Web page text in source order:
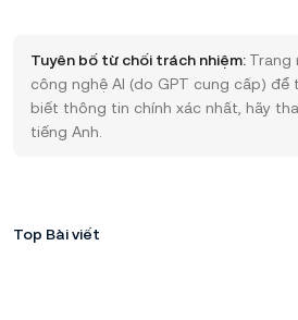
Tuyên bố từ chối trách nhiệm: Trang
công nghệ AI (do GPT cung cấp)
biết thông tin chính xác nhất, hãy
tiếng Anh.
Top Bài viết